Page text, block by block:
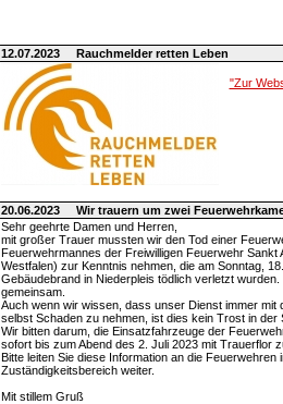
12.07.2023 Rauchmelder retten Leben
"Zur
20.06.2023
Wir trauern um zwei
Sehr geehrte Damen und Herren,
mit großer Trauer mussten wir den Tod einer
Feuerwehrmannes der Freiwilligen Feuerwehr Sankt
Westfalen) zur Kenntnis nehmen, die am Sonntag,
Gebäudebrand in Niederpleis tödlich verletzt
gemeinsam.
Auch wenn wir wissen, dass unser Dienst immer mit
selbst Schaden zu nehmen, ist dies kein Trost in der
Wir bitten darum, die Einsatzfahrzeuge der
sofort bis zum Abend des 2. Juli 2023 mit Trauerflor
Bitte leiten Sie diese Information an die Feuerwehren
Zuständigkeitsbereich weiter.
Mit stillem Gruß